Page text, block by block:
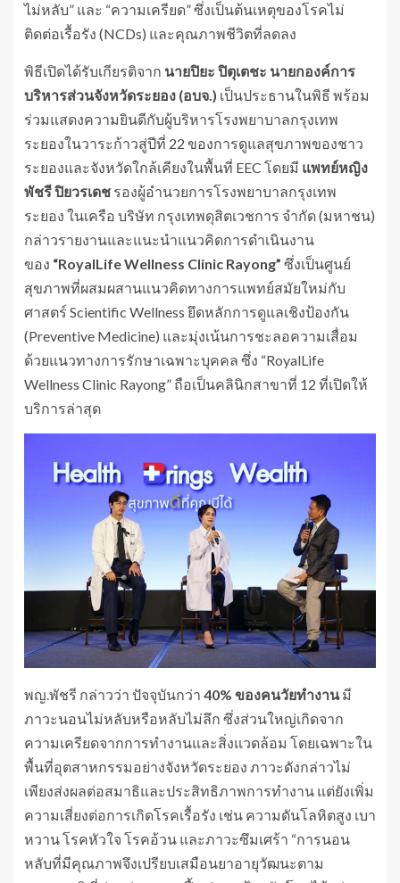
ไม่หลับ” และ “ความเครียด” ซึ่งเป็นต้นเหตุของโรคไม่
ติดต่อเรื้อรัง (NCDs) และคุณภาพชีวิตที่ลดลง
พิธีเปิดได้รับเกียรติจาก นายปิยะ ปิตุเตชะ นายกองค์การ
บริหารส่วนจังหวัดระยอง (อบจ.) เป็นประธานในพิธี พร้อม
ร่วมแสดงความยินดีกับผู้บริหารโรงพยาบาลกรุงเทพ
ระยองในวาระก้าวสู่ปีที่ 22 ของการดูแลสุขภาพของชาว
ระยองและจังหวัดใกล้เคียงในพื้นที่ EEC โดยมี แพทย์หญิง
พัชรี ปิยวรเดช รองผู้อำนวยการโรงพยาบาลกรุงเทพ
ระยอง ในเครือ บริษัท กรุงเทพดุสิตเวชการ จำกัด (มหาชน)
กล่าวรายงานและแนะนำแนวคิดการดำเนินงาน
ของ “RoyalLife Wellness Clinic Rayong” ซึ่งเป็นศูนย์
สุขภาพที่ผสมผสานแนวคิดทางการแพทย์สมัยใหม่กับ
ศาสตร์ Scientific Wellness ยึดหลักการดูแลเชิงป้องกัน
(Preventive Medicine) และมุ่งเน้นการชะลอความเสื่อม
ด้วยแนวทางการรักษาเฉพาะบุคคล ซึ่ง “RoyalLife
Wellness Clinic Rayong” ถือเป็นคลินิกสาขาที่ 12 ที่เปิดให้
บริการล่าสุด​
พญ.พัชรี กล่าวว่า ปัจจุบันกว่า 40% ของคนวัยทำงานมี
ภาวะนอนไม่หลับหรือหลับไม่ลึก ซึ่งส่วนใหญ่เกิดจาก
ความเครียดจากการทำงานและสิ่งแวดล้อม โดยเฉพาะใน
พื้นที่อุตสาหกรรมอย่างจังหวัดระยอง ภาวะดังกล่าวไม่
เพียงส่งผลต่อสมาธิและประสิทธิภาพการทำงาน แต่ยังเพิ่ม
ความเสี่ยงต่อการเกิดโรคเรื้อรัง เช่น ความดันโลหิตสูง เบา
หวาน โรคหัวใจ โรคอ้วน และภาวะซึมเศร้า “การนอน
หลับที่มีคุณภาพจึงเปรียบเสมือนยาอายุวัฒนะตาม